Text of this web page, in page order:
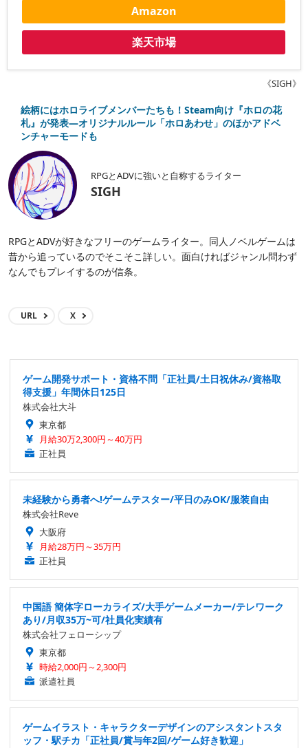
Amazon
楽天市場
《SIGH》
絵柄にはホロライブメンバーたちも！Steam向け『ホロの花
札』が発表―オリジナルルール「ホロあわせ」のほかアドベ
ンチャーモードも
RPGとADVに強いと自称するライター
SIGH
RPGとADVが好きなフリーのゲームライター。同人ノベルゲームは
昔から追っているのでそこそこ詳しい。面白ければジャンル問わず
なんでもプレイするのが信条。
URL X
ゲーム開発サポート・資格不問「正社員/土日祝休み/資格取
得支援」年間休日125日
株式会社大斗
東京都
月給30万2,300円～40万円
正社員
未経験から勇者へ!ゲームテスター/平日のみOK/服装自由
株式会社Reve
大阪府
月給28万円～35万円
正社員
中国語 簡体字ローカライズ/大手ゲームメーカー/テレワーク
あり/月収35万~可/社員化実績有
株式会社フェローシップ
東京都
時給2,000円～2,300円
派遣社員
ゲームイラスト・キャラクターデザインのアシスタントスタ
ッフ・駅チカ「正社員/賞与年2回/ゲーム好き歓迎」